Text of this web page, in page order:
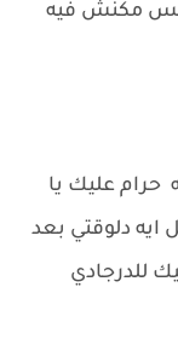
بس مكنش فيه
حرام عليك يا
دلوقتي بعد
للدرجادي